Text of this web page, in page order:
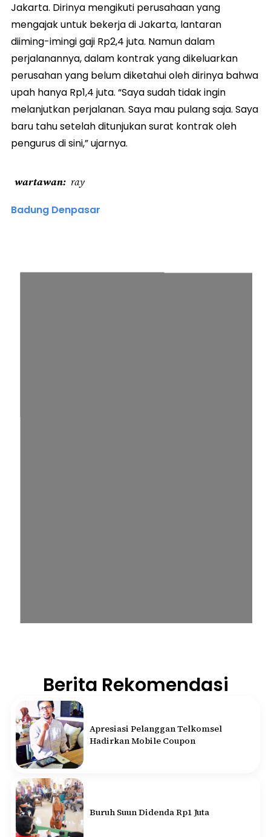
Jakarta. Dirinya mengikuti perusahaan yang
mengajak untuk bekerja di Jakarta, lantaran
diiming-imingi gaji Rp2,4 juta. Namun dalam
perjalanannya, dalam kontrak yang dikeluarkan
perusahan yang belum diketahui oleh dirinya bahwa
upah hanya Rp1,4 juta. “Saya sudah tidak ingin
melanjutkan perjalanan. Saya mau pulang saja. Saya
baru tahu setelah ditunjukan surat kontrak oleh
pengurus di sini,” ujarnya.
wartawan ray
Badung Denpasar
Berita Rekomendasi
Apresiasi Pelanggan Telkomsel
Hadirkan Mobile Coupon
Buruh Suun Didenda Rp1 Juta